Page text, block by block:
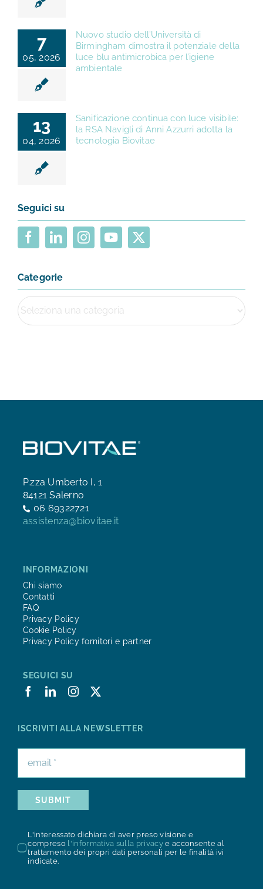
7
05, 2026
Nuovo studio dell’Università di
Birmingham dimostra il potenziale della
luce blu antimicrobica per l’igiene
ambientale
13
04, 2026
Sanificazione continua con luce visibile:
la RSA Navigli di Anni Azzurri adotta la
tecnologia Biovitae
Seguici su
Categorie
P.zza Umberto I, 1
84121 Salerno
06 69322721
assistenza@biovitae.it
INFORMAZIONI
Chi siamo
Contatti
FAQ
Privacy Policy
Cookie Policy
Privacy Policy fornitori e partner
SEGUICI SU
ISCRIVITI ALLA NEWSLETTER
SUBMIT
L'interessato dichiara di aver preso visione e
compreso l'informativa sulla privacye acconsente al
trattamento dei propri dati personali per le finalità ivi
indicate.